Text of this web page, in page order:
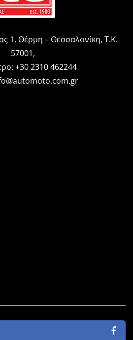
1, Θέρμη – Θεσσαλονίκη, Τ.Κ.
57001,
+30 2310 462244